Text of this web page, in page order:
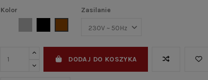
Kolor
Zasilanie
DODAJ DO KOSZYKA